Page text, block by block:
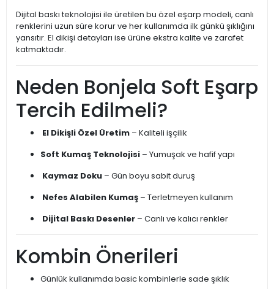
Dijital baskı teknolojisi ile üretilen bu özel eşarp modeli, canlı
renklerini uzun süre korur ve her kullanımda ilk günkü şıklığını
yansıtır. El dikişi detayları ise ürüne ekstra kalite ve zarafet
katmaktadır.
Neden Bonjela Soft Eşarp
Tercih Edilmeli?
El Dikişli Özel Üretim – Kaliteli işçilik
Soft Kumaş Teknolojisi – Yumuşak ve hafif yapı
Kaymaz Doku – Gün boyu sabit duruş
Nefes Alabilen Kumaş – Terletmeyen kullanım
Dijital Baskı Desenler – Canlı ve kalıcı renkler
Kombin Önerileri
Günlük kullanımda basic kombinlerle sade şıklık